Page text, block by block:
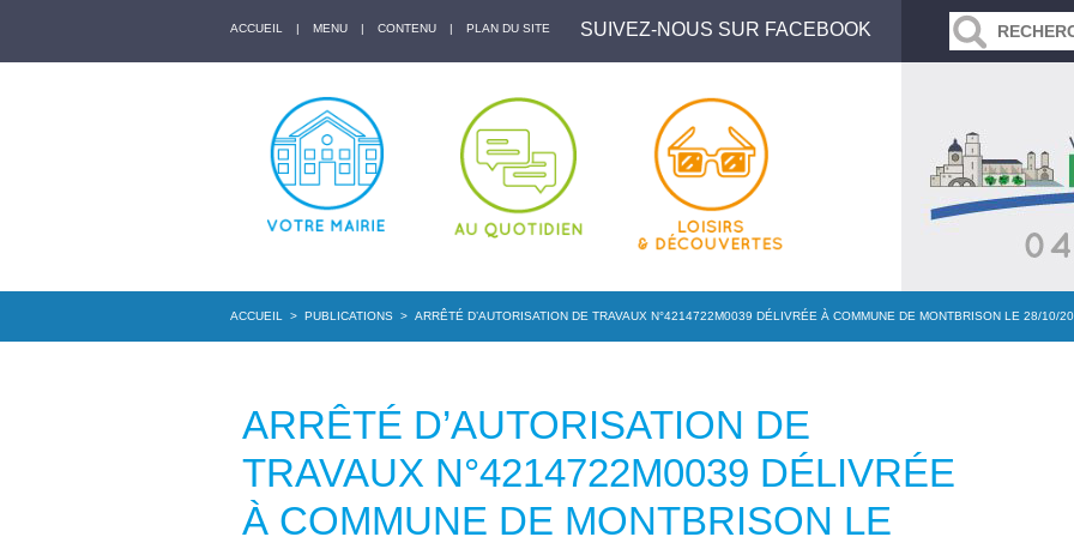
ACCUEIL | MENU | CONTENU | PLAN DU SITE SUIVEZ-NOUS SUR FACEBOOK
ACCUEIL > PUBLICATIONS > ARRÊTÉ D’AUTORISATION DE TRAVAUX N°4214722M0039 DÉLIVRÉE À COMMUNE DE MONTBRISON LE 28/10/
ARRÊTÉ D’AUTORISATION DE
TRAVAUX N°4214722M0039 DÉLIVRÉE
À COMMUNE DE MONTBRISON LE